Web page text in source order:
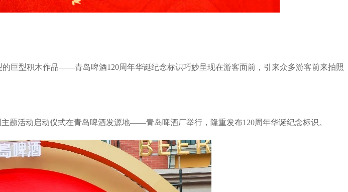
巨型积木作品——青岛啤酒120周年华诞纪念标识巧妙呈现在游客面前，引来众多游客前来拍照
题活动启动仪式在青岛啤酒发源地——青岛啤酒厂举行，隆重发布120周年华诞纪念标识。